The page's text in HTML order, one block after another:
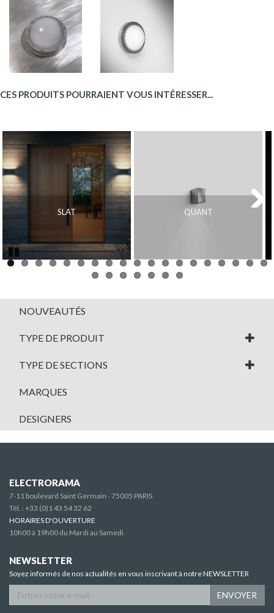
CES PRODUITS POURRAIENT VOUS INTÉRESSER...
SLAT QUANT
Pause
NOUVEAUTÉS
TYPE DE PRODUIT
TYPE DE SECTIONS
MARQUES
DESIGNERS
ELECTRORAMA
7-11 boulevard Saint Germain - 75005 PARIS
Tél. : +33 (0)1 43 54 32 62
HORAIRES D'OUVERTURE
10h00 à 19h00 du Mardi au Samedi
NEWSLETTER
Soyez informés de nos actualités en vous inscrivant à notre NEWSLETTER
ENVOYER